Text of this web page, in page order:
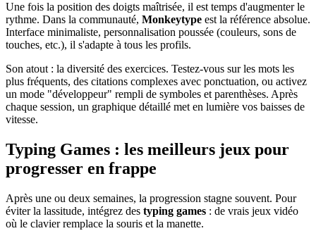
Une fois la position des doigts maîtrisée, il est temps d'augmenter le
rythme. Dans la communauté, Monkeytype est la référence absolue.
Interface minimaliste, personnalisation poussée (couleurs, sons de
touches, etc.), il s'adapte à tous les profils.
Son atout : la diversité des exercices. Testez-vous sur les mots les
plus fréquents, des citations complexes avec ponctuation, ou activez
un mode "développeur" rempli de symboles et parenthèses. Après
chaque session, un graphique détaillé met en lumière vos baisses de
vitesse.
Typing Games : les meilleurs jeux pour
progresser en frappe
Après une ou deux semaines, la progression stagne souvent. Pour
éviter la lassitude, intégrez des typing games : de vrais jeux vidéo
où le clavier remplace la souris et la manette.